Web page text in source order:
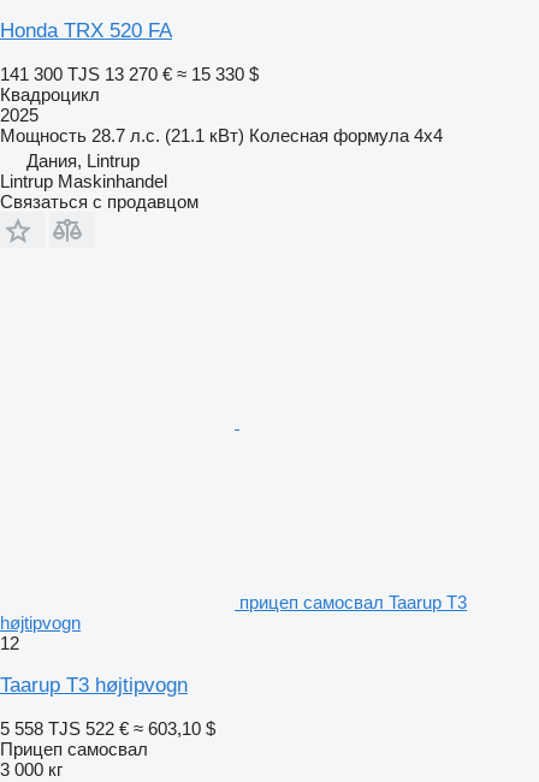
Honda TRX 520 FA
141 300 TJS 13 270 € ≈ 15 330 $
Квадроцикл
2025
Мощность 28.7 л.с. (21.1 кВт) Колесная формула 4x4
Дания, Lintrup
Lintrup Maskinhandel
Связаться с продавцом
прицеп самосвал Taarup T3
højtipvogn
12
Taarup T3 højtipvogn
5 558 TJS 522 € ≈ 603,10 $
Прицеп самосвал
3 000 кг